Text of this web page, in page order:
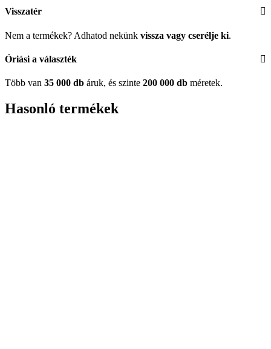
Visszatér
Nem a termékek? Adhatod nekünk vissza vagy cserélje ki.
Óriási a választék
Több van 35 000 db áruk, és szinte 200 000 db méretek.
Hasonló termékek